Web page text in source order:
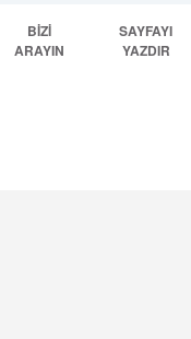
BİZİ
ARAYIN
SAYFAYI
YAZDIR